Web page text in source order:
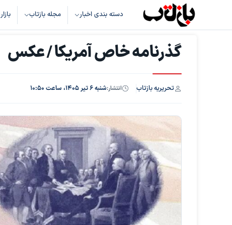
دسته بندی اخبار مجله بازتاب بازار
گذرنامه خاص آمریکا / عکس
تحریریه بازتاب انتشار:شنبه ۶ تیر ۱۴۰۵، ساعت ۱۰:۵۰